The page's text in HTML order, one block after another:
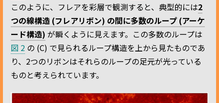
このように、フレアを彩層で観測すると、典型的には2
つの線構造 (フレアリボン) の間に多数のループ (アーケ
ード構造) が瞬くように見えます。この多数のループは
図 2 の (C) で見られるループ構造を上から見たものであ
り、2つのリボンはそれらのループの足元が光っている
ものと考えられています。